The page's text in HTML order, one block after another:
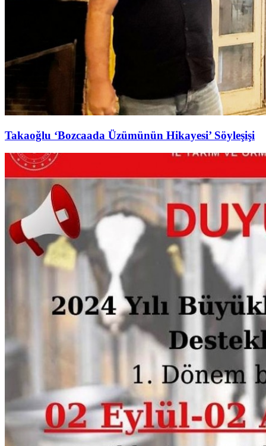
Takaoğlu ‘Bozcaada Üzümünün Hikayesi’ Söyleşişi